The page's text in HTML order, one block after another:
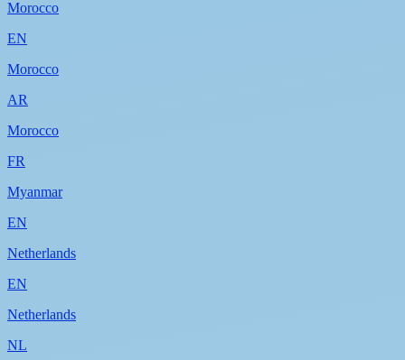
Morocco
EN
Morocco
AR
Morocco
FR
Myanmar
EN
Netherlands
EN
Netherlands
NL